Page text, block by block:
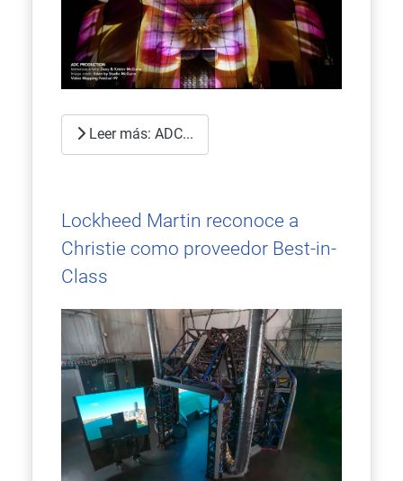
Leer más: ADC...
Lockheed Martin reconoce a
Christie como proveedor Best-in-
Class